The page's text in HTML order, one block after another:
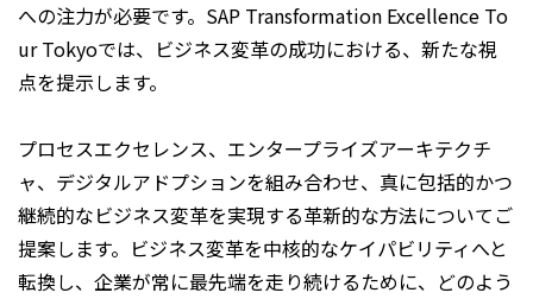
への注力が必要です。SAP Transformation Excellence To
ur Tokyoでは、ビジネス変革の成功における、新たな視
点を提示します。
プロセスエクセレンス、エンタープライズアーキテクチ
ャ、デジタルアドプションを組み合わせ、真に包括的かつ
継続的なビジネス変革を実現する革新的な方法についてご
提案します。ビジネス変革を中核的なケイパビリティへと
転換し、企業が常に最先端を走り続けるために、どのよう